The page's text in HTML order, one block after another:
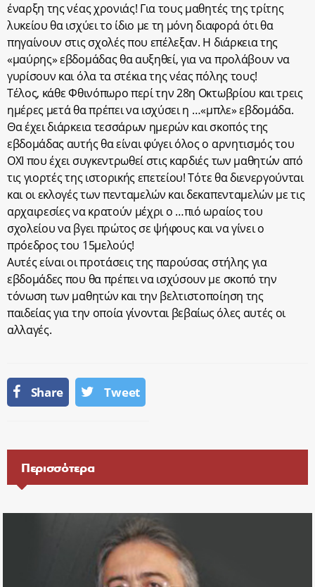
έναρξη της νέας χρονιάς! Για τους μαθητές της τρίτης
λυκείου θα ισχύει το ίδιο με τη μόνη διαφορά ότι θα
πηγαίνουν στις σχολές που επέλεξαν. Η διάρκεια της
«μαύρης» εβδομάδας θα αυξηθεί, για να προλάβουν να
γυρίσουν και όλα τα στέκια της νέας πόλης τους!
Τέλος, κάθε Φθινόπωρο περί την 28η Οκτωβρίου και τρεις
ημέρες μετά θα πρέπει να ισχύσει η …«μπλε» εβδομάδα.
Θα έχει διάρκεια τεσσάρων ημερών και σκοπός της
εβδομάδας αυτής θα είναι φύγει όλος ο αρνητισμός του
ΟΧΙ που έχει συγκεντρωθεί στις καρδιές των μαθητών από
τις γιορτές της ιστορικής επετείου! Τότε θα διενεργούνται
και οι εκλογές των πενταμελών και δεκαπενταμελών με τις
αρχαιρεσίες να κρατούν μέχρι ο …πιό ωραίος του
σχολείου να βγει πρώτος σε ψήφους και να γίνει ο
πρόεδρος του 15μελούς!
Αυτές είναι οι προτάσεις της παρούσας στήλης για
εβδομάδες που θα πρέπει να ισχύσουν με σκοπό την
τόνωση των μαθητών και την βελτιστοποίηση της
παιδείας για την οποία γίνονται βεβαίως όλες αυτές οι
αλλαγές.
Share Tweet
Περισσότερα